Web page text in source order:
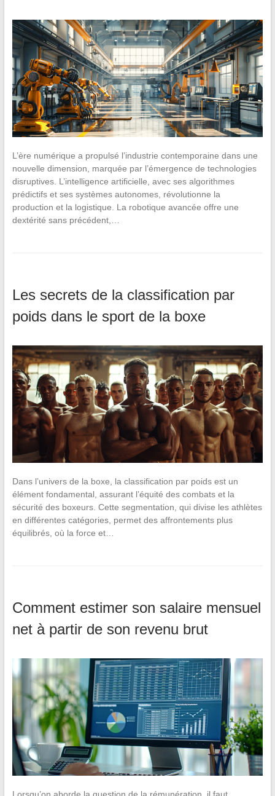
L’ère numérique a propulsé l’industrie contemporaine dans une
nouvelle dimension, marquée par l’émergence de technologies
disruptives. L’intelligence artificielle, avec ses algorithmes
prédictifs et ses systèmes autonomes, révolutionne la
production et la logistique. La robotique avancée offre une
dextérité sans précédent,…
Les secrets de la classification par
poids dans le sport de la boxe
Dans l’univers de la boxe, la classification par poids est un
élément fondamental, assurant l’équité des combats et la
sécurité des boxeurs. Cette segmentation, qui divise les athlètes
en différentes catégories, permet des affrontements plus
équilibrés, où la force et…
Comment estimer son salaire mensuel
net à partir de son revenu brut